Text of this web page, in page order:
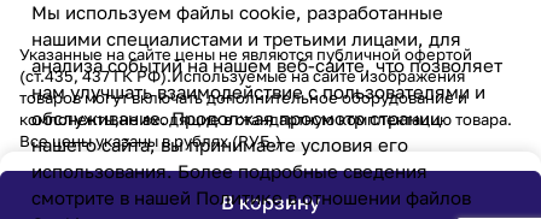
В корзину
Мы используем файлы cookie, разработанные
нашими специалистами и третьими лицами, для
анализа событий на нашем веб-сайте, что позволяет
нам улучшать взаимодействие с пользователями и
обслуживание. Продолжая просмотр страниц
нашего сайта, вы принимаете условия его
использования. Более подробные сведения
смотрите в нашей Политике в отношении файлов
Указанные на сайте цены не являются публичной офертой
(ст.435, 437 ГК РФ).Используемые на сайте изображения
товаров могут включать дополнительное оборудование и
компоненты,не входящие в стандартную комплектацию товара.
Все цены указаны в рублях (PУБ.)